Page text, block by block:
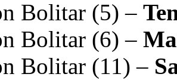
Bolitar (5)
Bolitar (6)
Bolitar (11)